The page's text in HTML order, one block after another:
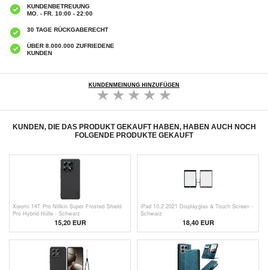
KUNDENBETREUUNG
MO. - FR. 10:00 - 22:00
30 TAGE RÜCKGABERECHT
ÜBER 8.000.000 ZUFRIEDENE
KUNDEN
KUNDENMEINUNG HINZUFÜGEN
KUNDEN, DIE DAS PRODUKT GEKAUFT HABEN, HABEN AUCH NOCH
FOLGENDE PRODUKTE GEKAUFT
Xiaomi 14T Pro Nillkin Super Frosted Shield
Pro Hybrid Hülle - Schwarz
15,20 EUR
iPad 10.2 2021 Displayglas & Touch Screen -
Schwarz
18,40 EUR